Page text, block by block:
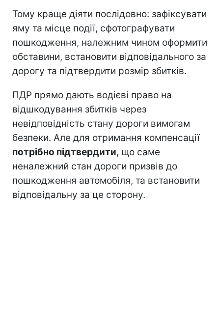
Тому краще діяти послідовно: зафіксувати
яму та місце події, сфотографувати
пошкодження, належним чином оформити
обставини, встановити відповідального за
дорогу та підтвердити розмір збитків.
ПДР прямо дають водієві право на
відшкодування збитків через
невідповідність стану дороги вимогам
безпеки. Але для отримання компенсації
потрібно підтвердити, що саме
неналежний стан дороги призвів до
пошкодження автомобіля, та встановити
відповідальну за це сторону.